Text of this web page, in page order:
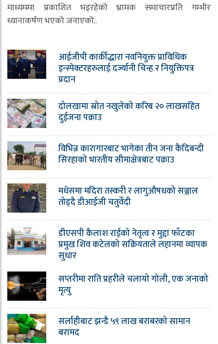
माध्यममा प्रकाशित भइरहेको भ्रामक समाचारप्रति गम्भीर
ध्यानाकर्षण भएको जनाएको..
आईजीपी कार्कीद्धारा नवनियुक्त प्राविधिक
इन्स्पेक्टरहरुलाई दर्ज्यानी चिन्ह र नियुक्तिपत्र
प्रदान
दोलखामा स्रोत नखुलेको करिब २० लाखसहित
दुईजना पक्राउ
विभिन्न कारागारबाट भागेका तीन जना कैदिबन्दी
सिरहाको भारतीय सीमाक्षेत्रबाट पक्राउ
मधेसमा मदिरा तस्करी र लागुऔषधको सञ्जाल
तोड्दै डीआईजी चतुर्वेदी
डीएसपी कैलाश राईको नेतृत्व र मुद्दा फाँटका
प्रमुख शिव कटेलको सक्रियताले लहानमा व्यापक
सुधार
सप्तरीमा राति प्रहरीले चलायो गोली, एक जनाको
मृत्यु
सर्लाहीबाट झन्डै ५९ लाख बराबरको सामान
बरामद